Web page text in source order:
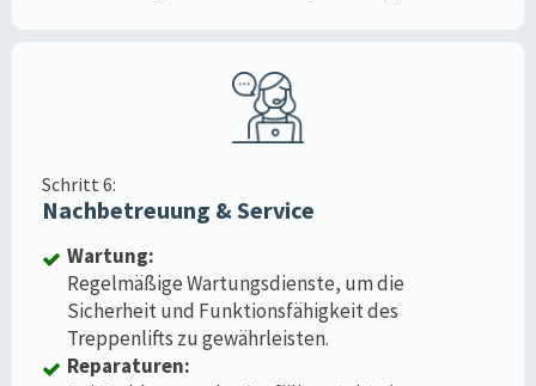
Schritt 6:
Nachbetreuung & Service
Wartung:
Regelmäßige Wartungsdienste, um die
Sicherheit und Funktionsfähigkeit des
Treppenlifts zu gewährleisten.
Reparaturen: